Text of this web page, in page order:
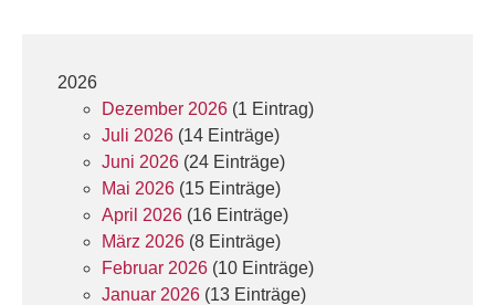
2026
Dezember 2026 (1 Eintrag)
Juli 2026 (14 Einträge)
Juni 2026 (24 Einträge)
Mai 2026 (15 Einträge)
April 2026 (16 Einträge)
März 2026 (8 Einträge)
Februar 2026 (10 Einträge)
Januar 2026 (13 Einträge)